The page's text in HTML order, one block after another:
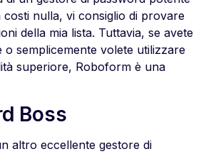
nulla, vi consiglio di provare
della mia lista. Tuttavia, se avete
o semplicemente volete utilizzare
superiore, Roboform è una
Boss
altro eccellente gestore di